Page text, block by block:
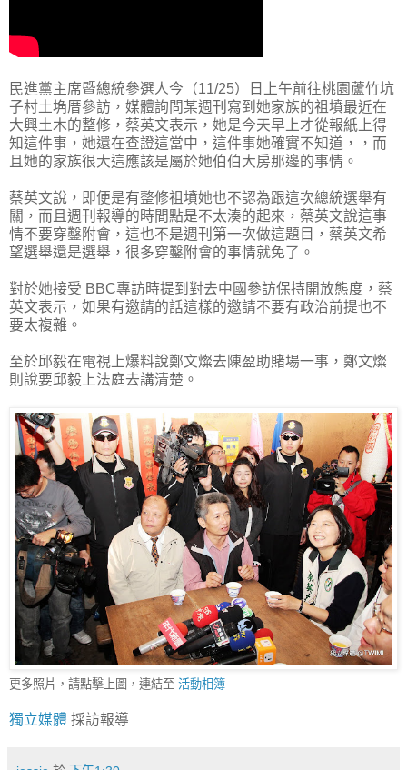
民進黨主席暨總統參選人今（11/25）日上午前往桃園蘆竹坑
子村土埆厝參訪，媒體詢問某週刊寫到她家族的祖墳最近在
大興土木的整修，蔡英文表示，她是今天早上才從報紙上得
知這件事，她還在查證這當中，這件事她確實不知道，，而
且她的家族很大這應該是屬於她伯伯大房那邊的事情。
蔡英文說，即便是有整修祖墳她也不認為跟這次總統選舉有
關，而且週刊報導的時間點是不太湊的起來，蔡英文說這事
情不要穿鑿附會，這也不是週刊第一次做這題目，蔡英文希
望選舉還是選舉，很多穿鑿附會的事情就免了。
對於她接受 BBC專訪時提到對去中國參訪保持開放態度，蔡
英文表示，如果有邀請的話這樣的邀請不要有政治前提也不
要太複雜。
至於邱毅在電視上爆料說鄭文燦去陳盈助賭場一事，鄭文燦
則說要邱毅上法庭去講清楚。
更多照片，請點擊上圖，連結至 活動相簿
獨立媒體 採訪報導